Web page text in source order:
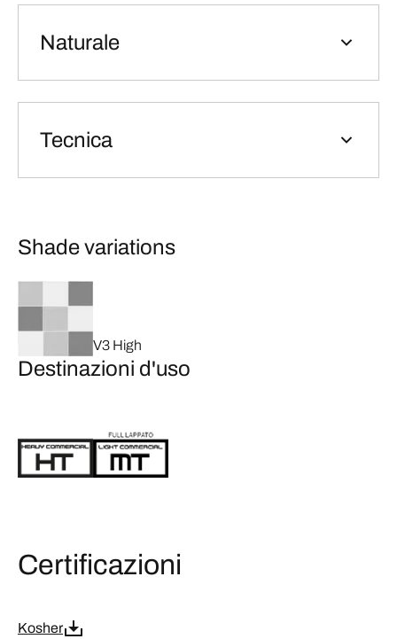
Naturale
Tecnica
Shade variations
V3 High
Destinazioni d'uso
Certificazioni
Kosher